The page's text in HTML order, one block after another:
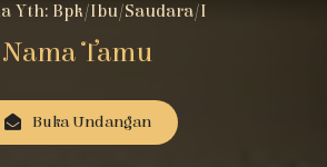
Yth: Bpk/Ibu/Saudara/i
Nama Tamu
Buka Undangan